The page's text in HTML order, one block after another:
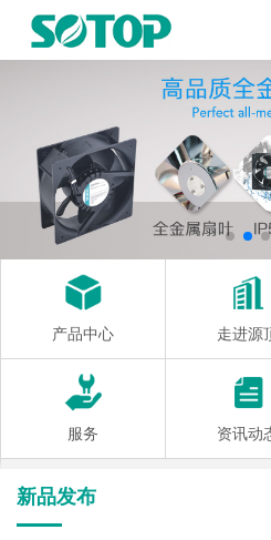
产品中心 走进源
服务 资讯动
新品发布